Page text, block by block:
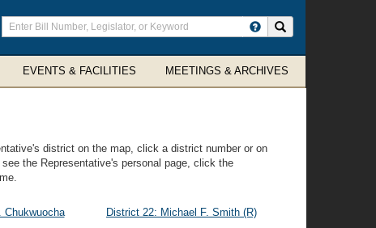
Enter
search
terms
EVENTS & FACILITIES MEETINGS & ARCHIVES
district on the map, click a district number or on
the Representative's personal page, click the
Chukwuocha
District 22: Michael F. Smith (R)